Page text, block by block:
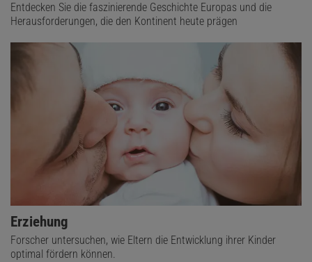
Entdecken Sie die faszinierende Geschichte Europas und die
Herausforderungen, die den Kontinent heute prägen
Erziehung
Forscher untersuchen, wie Eltern die Entwicklung ihrer Kinder
optimal fördern können.